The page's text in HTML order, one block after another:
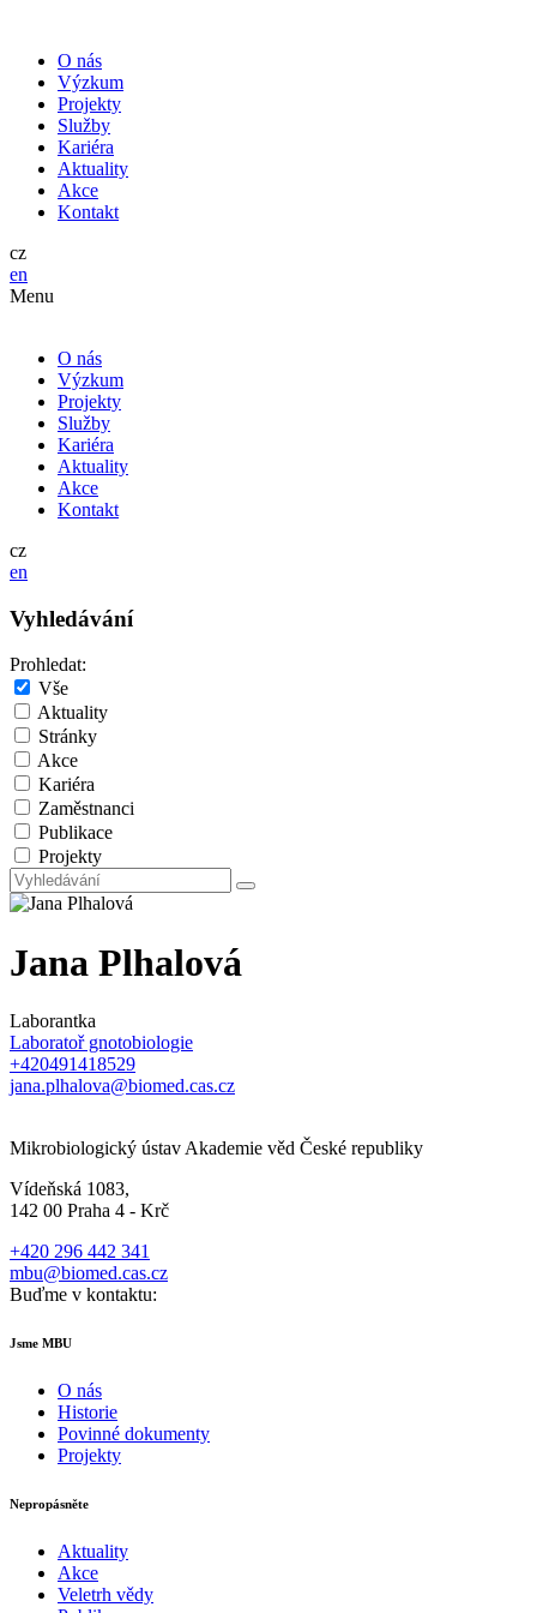
O nás
Výzkum
Projekty
Služby
Kariéra
Aktuality
Akce
Kontakt
cz
en
Menu
O nás
Výzkum
Projekty
Služby
Kariéra
Aktuality
Akce
Kontakt
cz
en
Vyhledávání
Prohledat:
Vše
Aktuality
Stránky
Akce
Kariéra
Zaměstnanci
Publikace
Projekty
Jana Plhalová
Laborantka
Laboratoř gnotobiologie
+420491418529
jana.plhalova@biomed.cas.cz
Mikrobiologický ústav Akademie věd České republiky
Vídeňská 1083,
142 00 Praha 4 - Krč
+420 296 442 341
mbu@biomed.cas.cz
Buďme v kontaktu:
Jsme MBU
O nás
Historie
Povinné dokumenty
Projekty
Nepropásněte
Aktuality
Akce
Veletrh vědy